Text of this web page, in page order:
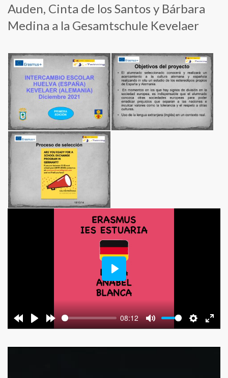
Auden, Cinta de los Santos y Bárbara
Medina a la Gesamtschule Kevelaer
08:12
Play